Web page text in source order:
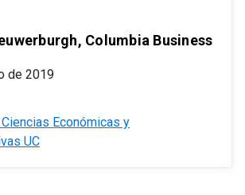
Columbia Business
de 2019
Económicas y
UC